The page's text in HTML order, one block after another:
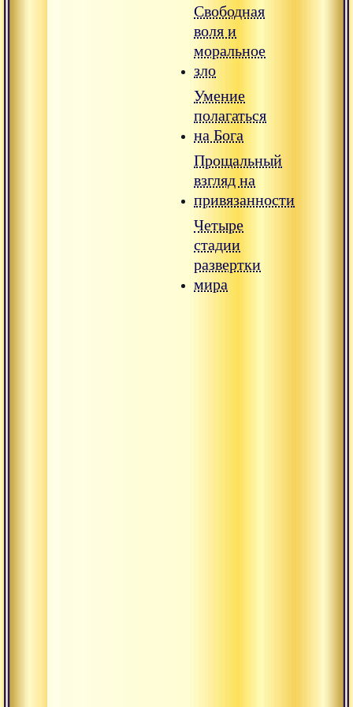
Свободная
воля и
моральное
зло
Умение
полагаться
на Бога
Прощальный
взгляд на
привязанности
Четыре
стадии
развертки
мира